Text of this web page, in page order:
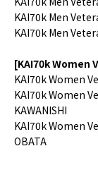
KAI70k Men
KAI70k Men
[KAI70k Women
KAI70k Women
KAI70k Women
KAWANISHI
KAI70k Women
OBATA